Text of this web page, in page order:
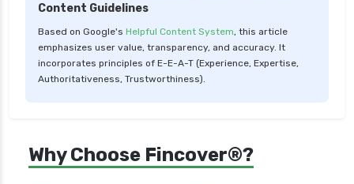
personal loan for salaried individuals
personal loan for self employed
personal loan for women
personal loan in chennai
Content Guidelines
Based on Google's Helpful Content System, this article
emphasizes user value, transparency, and accuracy. It
incorporates principles of E-E-A-T (Experience, Expertise,
Authoritativeness, Trustworthiness).
Why Choose Fincover®?